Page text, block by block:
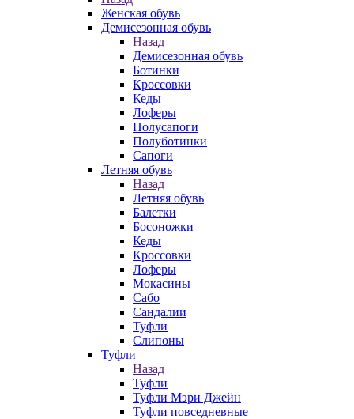
Женская обувь
Демисезонная обувь
Назад
Демисезонная обувь
Ботинки
Кроссовки
Кеды
Лоферы
Полусапоги
Полуботинки
Сапоги
Летняя обувь
Назад
Летняя обувь
Балетки
Босоножки
Кеды
Кроссовки
Лоферы
Мокасины
Сабо
Сандалии
Туфли
Слипоны
Туфли
Назад
Туфли
Туфли Мэри Джейн
Туфли повседневные